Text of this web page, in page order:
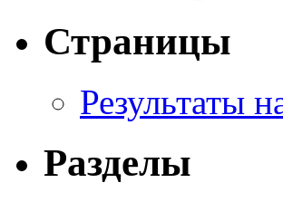
Страницы
Результаты
Разделы